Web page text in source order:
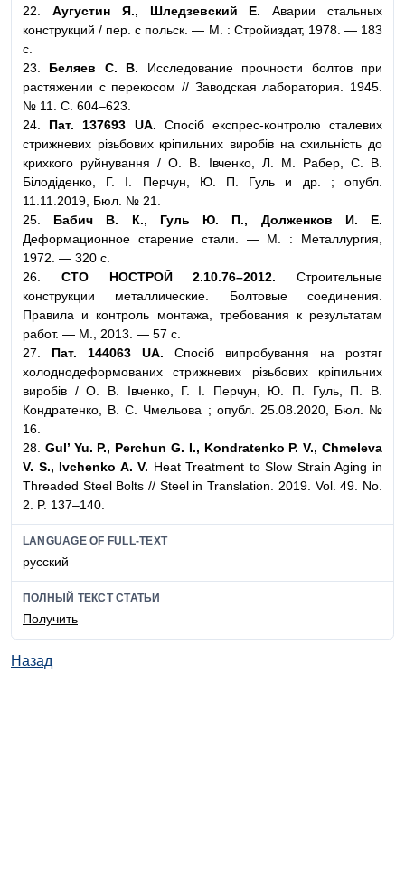
22.
Аугустин Я., Шледзевский Е. Аварии стальных
конструкций / пер. с польск. — М. : Стройиздат, 1978. — 183
с.
23. Беляев С. В. Исследование прочности болтов при
растяжении с перекосом // Заводская лаборатория. 1945.
№ 11. С. 604–623.
24. Пат. 137693 UA. Спосіб експрес-контролю сталевих
стрижневих різьбових кріпильних виробів на схильність до
крихкого руйнування / О. В. Івченко, Л. М. Рабер, С. В.
Білодіденко, Г. І. Перчун, Ю. П. Гуль и др. ; опубл.
11.11.2019, Бюл. № 21.
25. Бабич В. К., Гуль Ю. П., Долженков И. Е.
Деформационное старение стали. — М. : Металлургия,
1972. — 320 с.
26. СТО НОСТРОЙ 2.10.76–2012. Строительные
конструкции металлические. Болтовые соединения.
Правила и контроль монтажа, требования к результатам
работ. — М., 2013. — 57 с.
27. Пат. 144063 UA. Спосіб випробування на розтяг
холоднодеформованих стрижневих різьбових кріпильних
виробів / О. В. Івченко, Г. І. Перчун, Ю. П. Гуль, П. В.
Кондратенко, В. С. Чмельова ; опубл. 25.08.2020, Бюл. №
16.
28. Gul’ Yu. P., Perchun G. I., Kondratenko P. V., Chmeleva
V. S., Ivchenko A. V. Heat Treatment to Slow Strain Aging in
Threaded Steel Bolts // Steel in Translation. 2019. Vol. 49. No.
2. P. 137–140.
LANGUAGE OF FULL-TEXT
русский
ПОЛНЫЙ ТЕКСТ СТАТЬИ
Получить
Назад